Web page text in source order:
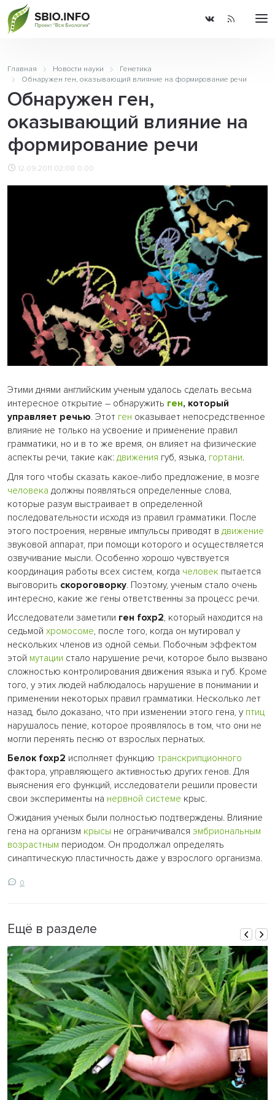
Главная Новости науки
Генетика
Обнаружен ген, оказывающий влияние на формирование речи
Обнаружен ген,
оказывающий влияние на
формирование речи
12.09.2011 02:08 0.00
Этими днями английским ученым удалось сделать весьма
интересное открытие – обнаружить ген, который
управляет речью. Этот ген оказывает непосредственное
влияние не только на усвоение и применение правил
грамматики, но и в то же время, он влияет на физические
аспекты речи, такие как: движения губ, языка, гортани.
Для того чтобы сказать какое-либо предложение, в мозге
человека должны появляться определенные слова,
которые разум выстраивает в определенной
последовательности исходя из правил грамматики. После
этого построения, нервные импульсы приводят в движение
звуковой аппарат, при помощи которого и осуществляется
озвучивание мысли. Особенно хорошо чувствуется
координация работы всех систем, когда человек пытается
выговорить скороговорку. Поэтому, ученым стало очень
интересно, какие же гены ответственны за процесс речи.
Исследователи заметили ген foxp2, который находится на
седьмой хромосоме, после того, когда он мутировал у
нескольких членов из одной семьи. Побочным эффектом
этой мутации стало нарушение речи, которое было вызвано
сложностью контролирования движения языка и губ. Кроме
того, у этих людей наблюдалось нарушение в понимании и
применении некоторых правил грамматики. Несколько лет
назад, было доказано, что при изменении этого гена, у птиц
нарушалось пение, которое проявлялось в том, что они не
могли перенять песню от взрослых пернатых.
Белок foxp2 исполняет функцию транскрипционного
фактора, управляющего активностью других генов. Для
выяснения его функций, исследователи решили провести
свои эксперименты на нервной системе крыс.
Ожидания ученых были полностью подтверждены. Влияние
гена на организм крысы не ограничивался эмбриональным
возрастным периодом. Он продолжал определять
синаптическую пластичность даже у взрослого организма.
0
Ещё в разделе